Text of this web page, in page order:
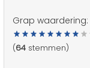
Grap waardering:
(64 stemmen)